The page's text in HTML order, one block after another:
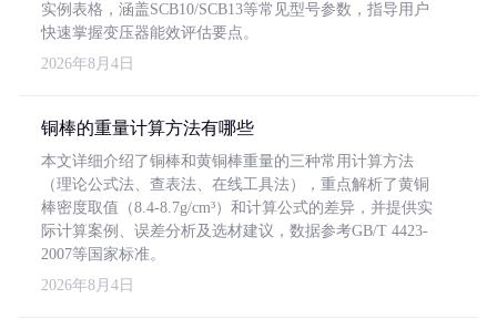
实例表格，涵盖SCB10/SCB13等常见型号参数，指导用户
快速掌握变压器能效评估要点。
2026年8月4日
铜棒的重量计算方法有哪些
本文详细介绍了铜棒和黄铜棒重量的三种常用计算方法
（理论公式法、查表法、在线工具法），重点解析了黄铜
棒密度取值（8.4-8.7g/cm³）和计算公式的差异，并提供实
际计算案例、误差分析及选材建议，数据参考GB/T 4423-
2007等国家标准。
2026年8月4日